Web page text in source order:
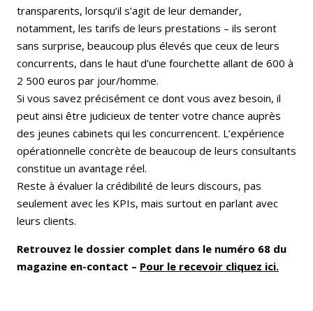
transparents, lorsqu’il s’agit de leur demander,
notamment, les tarifs de leurs prestations – ils seront
sans surprise, beaucoup plus élevés que ceux de leurs
concurrents, dans le haut d’une fourchette allant de 600 à
2 500 euros par jour/homme.
Si vous savez précisément ce dont vous avez besoin, il
peut ainsi être judicieux de tenter votre chance auprès
des jeunes cabinets qui les concurrencent. L’expérience
opérationnelle concrète de beaucoup de leurs consultants
constitue un avantage réel.
Reste à évaluer la crédibilité de leurs discours, pas
seulement avec les KPIs, mais surtout en parlant avec
leurs clients.
Retrouvez le dossier complet dans le numéro 68 du
magazine en-contact – Pour le recevoir cliquez ici.